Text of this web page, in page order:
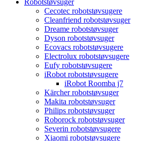
Cecotec robotstøvsugere
Cleanfriend robotstøvsuger
Dreame robotstøvsuger
Dyson robotstøvsuger
Ecovacs robotstøvsugere
Electrolux robotstøvsugere
Eufy robotstøvsugere
iRobot robotstøvsugere
iRobot Roomba j7
Kärcher robotstøvsuger
Makita robotstøvsuger
Philips robotstøvsuger
Roborock robotstøvsuger
Severin robotstøvsugere
Xiaomi robotstøvsugere